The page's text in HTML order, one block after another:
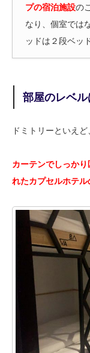
プの宿泊施設の
なり、個室では
ッドは２段ベッ
部屋のレベル
ドミトリーといえ
カーテンでしっか
れたカプセルホテ